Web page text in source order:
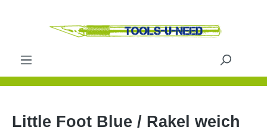
Little Foot Blue / Rakel weich